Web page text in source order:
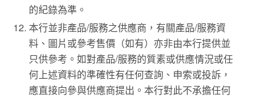
的紀錄為準。
本行並非產品/服務之供應商，有關產品/服務資
料、圖片或參考售價（如有）亦非由本行提供並
只供參考。如對產品/服務的質素或供應情況或任
何上述資料的準確性有任何查詢、申索或投訴，
應直接向參與供應商提出。本行對此不承擔任何